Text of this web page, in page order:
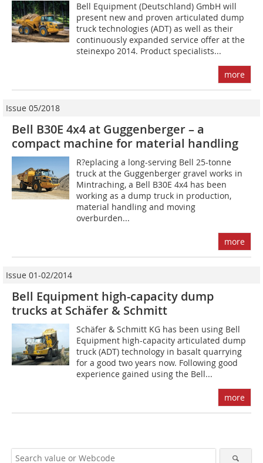
Bell Equipment (Deutschland) GmbH will
present new and proven articulated dump
truck technologies (ADT) as well as their
continuously expanded service offer at the
steinexpo 2014. Product specialists...
more
Issue 05/2018
Bell B30E 4x4 at Guggenberger – a
compact machine for material handling
R?eplacing a long-serving Bell 25-tonne
truck at the Guggenberger gravel works in
Mintraching, a Bell B30E 4x4 has been
working as a dump truck in production,
material handling and moving
overburden...
more
Issue 01-02/2014
Bell Equipment high-capacity dump
trucks at Schäfer & Schmitt
Schäfer & Schmitt KG has been using Bell
Equipment high-capacity articulated dump
truck (ADT) technology in basalt quarrying
for a good two years now. Following good
experience gained using the Bell...
more